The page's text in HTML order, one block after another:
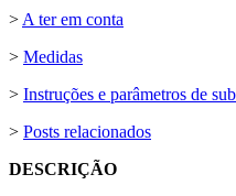
>A ter em conta
> Medidas
> Instruções e parâmetros de
> Posts relacionados
DESCRIÇÃO